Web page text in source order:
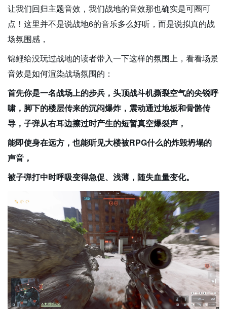
让我们回归主题音效，我们战地的音效那也确实是可圈可
点！这里并不是说战地6的音乐多么好听，而是说拟真的战
场氛围感，
锦鲤给没玩过战地的读者带入一下这样的氛围上，看看场景
音效是如何渲染战场氛围的：
首先你是一名战场上的步兵，头顶战斗机撕裂空气的尖锐呼
啸，脚下的楼层传来的沉闷爆炸，震动通过地板和骨骼传
导，子弹从右耳边擦过时产生的短暂真空爆裂声，
能即使身在远方，也能听见大楼被RPG什么的炸毁坍塌的
声音，
被子弹打中时呼吸变得急促、浅薄，随失血量变化。